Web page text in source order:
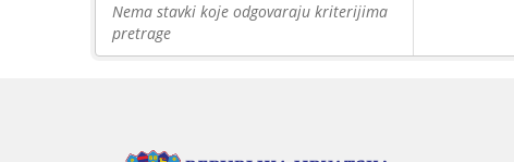
Nema stavki koje odgovaraju kriterijima
pretrage